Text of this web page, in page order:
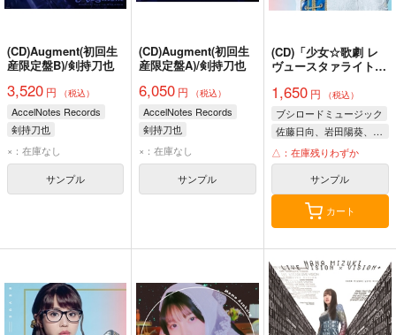
(CD)Augment(初回生
産限定盤B)/剣持刀也
3,520 円 （税込）
AccelNotes Records
剣持刀也
×：在庫なし
サンプル
(CD)Augment(初回生
産限定盤A)/剣持刀也
6,050 円 （税込）
AccelNotes Records
剣持刀也
×：在庫なし
サンプル
(CD)「少女☆歌劇 レ
ヴュースタァライト -
るエルドラド」テーマ
ソングCD「Gilded
Dreams」(Ale ver.)
1,650円 （税込）
ブシロードミュージック
佐藤日向、岩田陽葵、小山百代、生田輝、相羽あいな、小泉萌香、伊藤彩沙、富田麻帆
△：在庫残りわずか
サンプル
カート